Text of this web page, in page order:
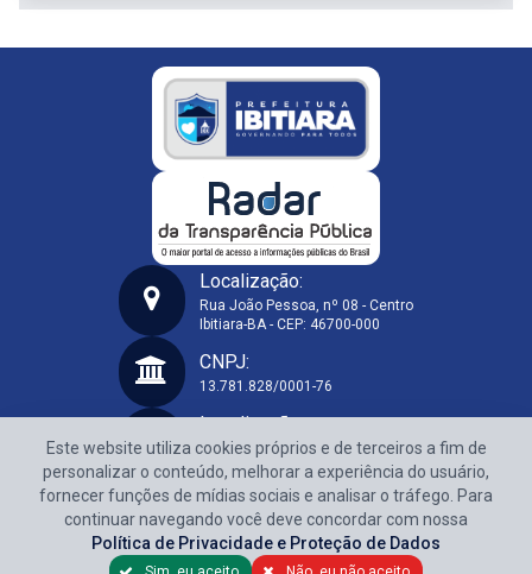
Prefeitura Municipal de Ibitiara-BA
Localização:
Rua João Pessoa, nº 08 - Centro
Ibitiara-BA - CEP: 46700-000
CNPJ:
13.781.828/0001-76
Localização:
Rua João Pessoa, nº 08 - Centro
Ibitiara-BA - CEP: 46700-000
CNPJ:
13.781.828/0001-76
Este website utiliza cookies próprios e de terceiros a fim de
personalizar o conteúdo, melhorar a experiência do usuário,
fornecer funções de mídias sociais e analisar o tráfego. Para
continuar navegando você deve concordar com nossa
Política de Privacidade e Proteção de Dados